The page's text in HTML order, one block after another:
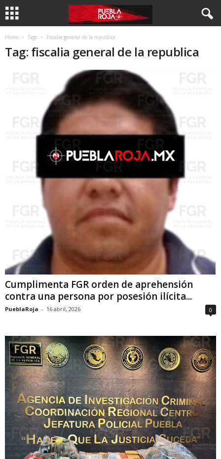
Home Tags Fiscalia general de la republica
Tag: fiscalia general de la republica
Cumplimenta FGR orden de aprehensión
contra una persona por posesión ilícita...
PueblaRoja - 16 abril, 2026 0